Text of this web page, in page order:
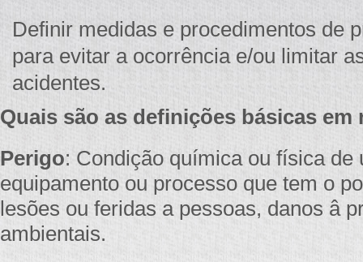
Definir medidas e procedimentos de
para evitar a ocorrência e/ou limitar
acidentes.
Quais são as definições básicas em
Perigo: Condição química ou física de
equipamento ou processo que tem o
lesões ou feridas a pessoas, danos â
ambientais.